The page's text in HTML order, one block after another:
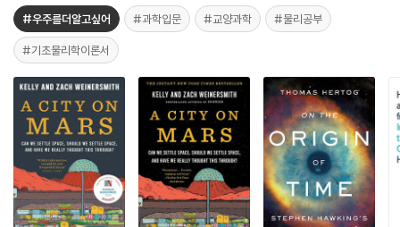
#우주를더알고싶어 #과학입문 #교양과학 #물리공부
#기초물리학이론서